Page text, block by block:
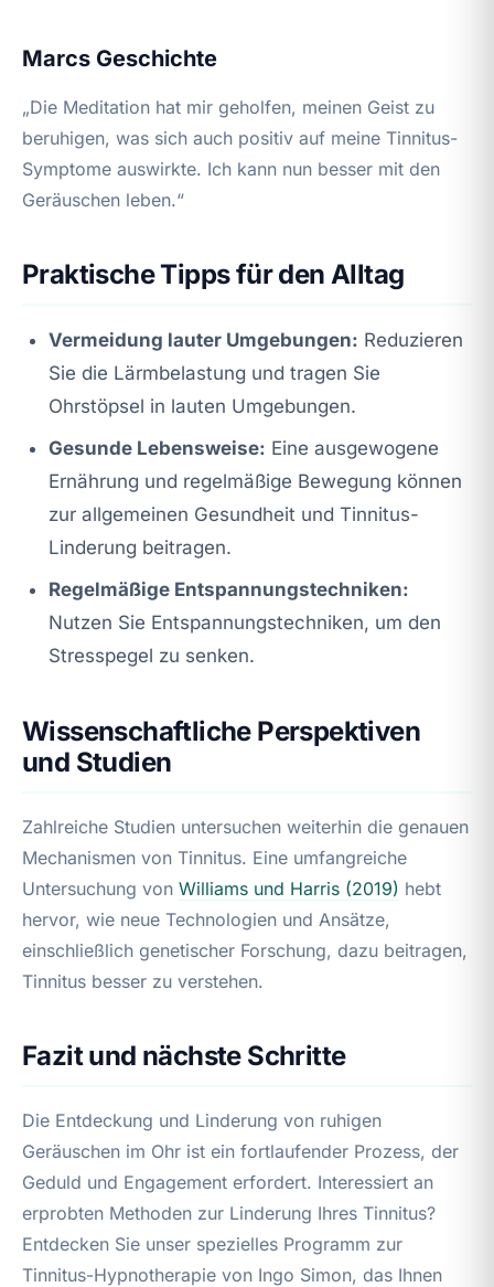
Marcs Geschichte
„Die Meditation hat mir geholfen, meinen Geist zu
beruhigen, was sich auch positiv auf meine Tinnitus-
Symptome auswirkte. Ich kann nun besser mit den
Geräuschen leben.“
Praktische Tipps für den Alltag
Vermeidung lauter Umgebungen: Reduzieren
Sie die Lärmbelastung und tragen Sie
Ohrstöpsel in lauten Umgebungen.
Gesunde Lebensweise: Eine ausgewogene
Ernährung und regelmäßige Bewegung können
zur allgemeinen Gesundheit und Tinnitus-
Linderung beitragen.
Regelmäßige Entspannungstechniken:
Nutzen Sie Entspannungstechniken, um den
Stresspegel zu senken.
Wissenschaftliche Perspektiven
und Studien
Zahlreiche Studien untersuchen weiterhin die genauen
Mechanismen von Tinnitus. Eine umfangreiche
Untersuchung von Williams und Harris (2019) hebt
hervor, wie neue Technologien und Ansätze,
einschließlich genetischer Forschung, dazu beitragen,
Tinnitus besser zu verstehen.
Fazit und nächste Schritte
Die Entdeckung und Linderung von ruhigen
Geräuschen im Ohr ist ein fortlaufender Prozess, der
Geduld und Engagement erfordert. Interessiert an
erprobten Methoden zur Linderung Ihres Tinnitus?
Entdecken Sie unser spezielles Programm zur
Tinnitus-Hypnotherapie von Ingo Simon, das Ihnen